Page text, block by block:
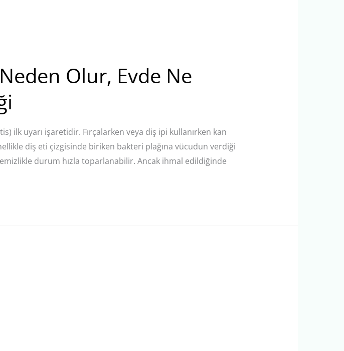
Olur, Evde Ne
ilk uyarı işaretidir. Fırçalarken veya diş ipi kullanırken kan
diş eti çizgisinde biriken bakteri plağına vücudun verdiği
durum hızla toparlanabilir. Ancak ihmal edildiğinde